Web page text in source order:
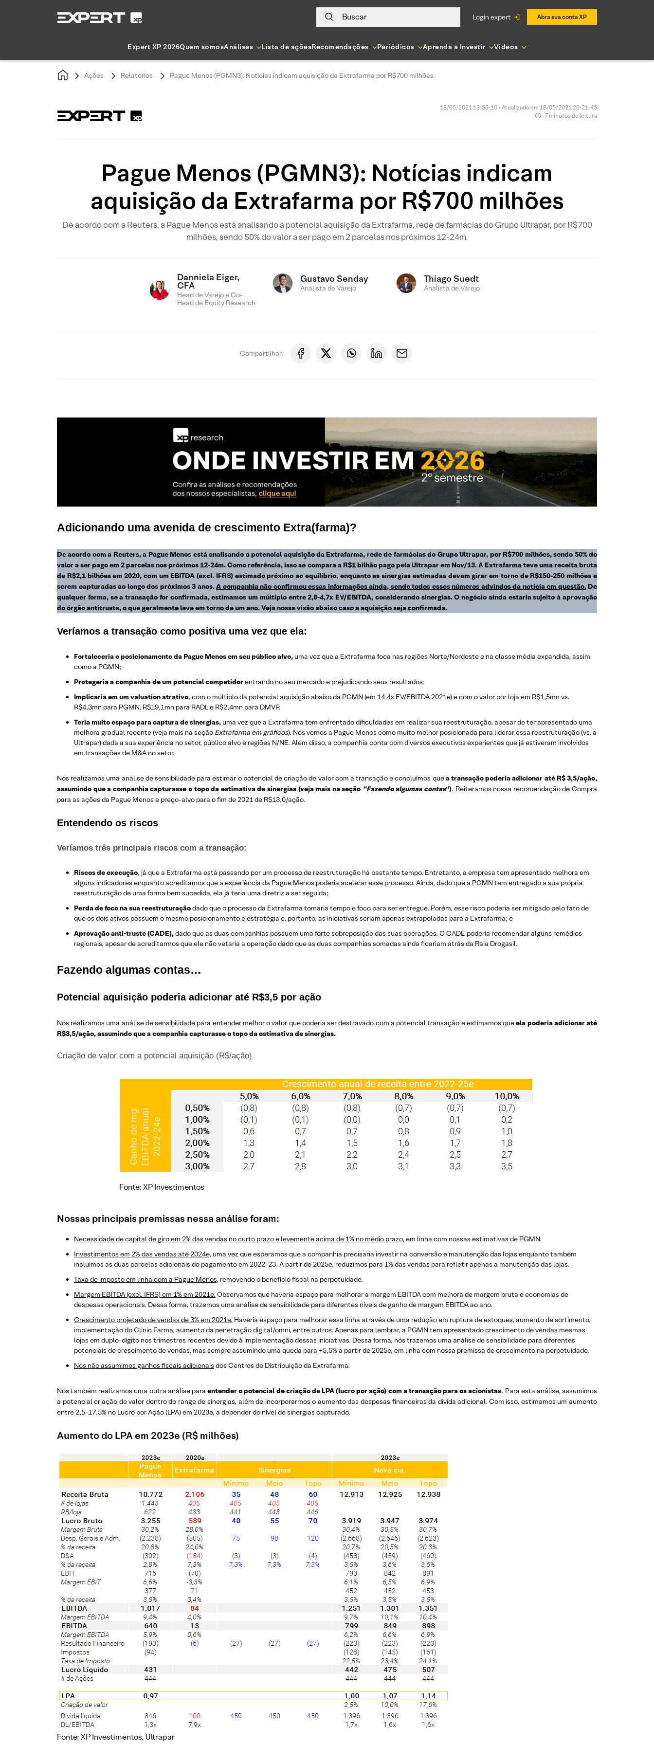
Buscar login expert Abra sua conta XP
Expert XP 2026Quem somosAnálises Lista de açõesRecomendações Periódicos Aprenda a Investir Vídeos
Ações Relatórios Pague Menos (PGMN3): Notícias indicam aquisição da Extrafarma por R$700 milhões
18/05/2021 13:50:10 • Atualizado em 18/05/2021 20:21:45
7 minutos de leitura
Pague Menos (PGMN3): Notícias indicam
aquisição da Extrafarma por R$700 milhões
De acordo com a Reuters, a Pague Menos está analisando a potencial aquisição da Extrafarma, rede de farmácias do Grupo Ultrapar, por R$700
milhões, sendo 50% do valor a ser pago em 2 parcelas nos próximos 12-24m.
Danniela Eiger,
CFA
Head de Varejo e Co-
Head de Equity Research
Gustavo Senday
Analista de Varejo
Thiago Suedt
Analista de Varejo
Compartilhar:
Adicionando uma avenida de crescimento Extra(farma)?
De acordo com a Reuters, a Pague Menos está analisando a potencial aquisição da Extrafarma, rede de farmácias do Grupo Ultrapar, por R$700 milhões, sendo 50% do
valor a ser pago em 2 parcelas nos próximos 12-24m. Como referência, isso se compara a R$1 bilhão pago pela Ultrapar em Nov/13. A Extrafarma teve uma receita bruta
de R$2,1 bilhões em 2020, com um EBITDA (excl. IFRS) estimado próximo ao equilíbrio, enquanto as sinergias estimadas devem girar em torno de R$150-250 milhões e
serem capturadas ao longo dos próximos 3 anos.A companhia não confirmou essas informações ainda, sendo todos esses números advindos da notícia em questão.De
qualquer forma, se a transação for confirmada, estimamos um múltiplo entre 2,8-4,7x EV/EBITDA, considerando sinergias. O negócio ainda estaria sujeito à aprovação
do órgão antitruste, o que geralmente leve em torno de um ano. Veja nossa visão abaixo caso a aquisição seja confirmada.
Veríamos a transação como positiva uma vez que ela:
Fortaleceria o posicionamento da Pague Menos em seu público alvo, uma vez que a Extrafarma foca nas regiões Norte/Nordeste e na classe média expandida, assim
como a PGMN;
Protegeria a companhia de um potencial competidorentrando no seu mercado e prejudicando seus resultados;
Implicaria em um valuation atrativo, com o múltiplo da potencial aquisição abaixo da PGMN (em 14,4x EV/EBITDA 2021e) e com o valor por loja em R$1,5mn vs.
R$4,3mn para PGMN, R$19,1mn para RADL e R$2,4mn para DMVF;
Teria muito espaço para captura de sinergias, uma vez que a Extrafarma tem enfrentado dificuldades em realizar sua reestruturação, apesar de ter apresentado uma
melhora gradual recente (veja mais na seção Extrafarma em gráficos). Nós vemos a Pague Menos como muito melhor posicionada para liderar essa reestruturação (vs. a
Ultrapar) dada a sua experiência no setor, público alvo e regiões N/NE. Além disso, a companhia conta com diversos executivos experientes que já estiveram involvidos
em transações de M&A no setor.
Nós realizamos uma análise de sensibilidade para estimar o potencial de criação de valor com a transação e concluímos quea transação poderia adicionar até R$ 3,5/ação,
assumindo que a companhia capturasse o topo da estimativa de sinergias (veja mais na seção “Fazendo algumas contas“). Reiteramos nossa recomendação de Compra
para as ações da Pague Menos e preço-alvo para o fim de 2021 de R$13,0/ação.
Entendendo os riscos
Veríamos três principais riscos com a transação:
Riscos de execução, já que a Extrafarma está passando por um processo de reestruturação há bastante tempo. Entretanto, a empresa tem apresentado melhora em
alguns indicadores enquanto acreditamos que a experiência da Pague Menos poderia acelerar esse processo. Ainda, dado que a PGMN tem entregado a sua própria
reestruturação de uma forma bem sucedida, ela já teria uma diretriz a ser seguida;
Perda de foco na sua reestruturaçãodado que o processo da Extrafarma tomaria tempo e foco para ser entregue. Porém, esse risco poderia ser mitigado pelo fato de
que os dois ativos possuem o mesmo posicionamento e estratégia e, portanto, as iniciativas seriam apenas extrapoladas para a Extrafarma; e
Aprovação anti-truste (CADE),dado que as duas companhias possuem uma forte sobreposição das suas operações. O CADE poderia recomendar alguns remédios
regionais, apesar de acreditarmos que ele não vetaria a operação dado que as duas companhias somadas ainda ficariam atrás da Raia Drogasil.
Fazendo algumas contas…
Potencial aquisição poderia adicionar até R$3,5 por ação
Nós realizamos uma análise de sensibilidade para entender melhor o valor que poderia ser destravado com a potencial transação e estimamos queela poderia adicionar até
R$3,5/ação,assumindo que a companhia capturasse o topo da estimativa de sinergias.
Criação de valor com a potencial aquisição (R$/ação)
Fonte: XP Investimentos
Nossas principais premissas nessa análise foram:
Necessidade de capital de giro em 2% das vendas no curto prazo e levemente acima de 1% no médio prazo, em linha com nossas estimativas de PGMN.
Investimentos em 2% das vendas até 2024e, uma vez que esperamos que a companhia precisaria investir na conversão e manutenção das lojas enquanto também
incluímos as duas parcelas adicionais do pagamento em 2022-23. A partir de 2025e, reduzimos para 1% das vendas para refletir apenas a manutenção das lojas.
Taxa de imposto em linha com a Pague Menos, removendo o benefício fiscal na perpetuidade.
Margem EBITDA (excl. IFRS) em 1% em 2021e. Observamos que haveria espaço para melhorar a margem EBITDA com melhora de margem bruta e economias de
despesas operacionais. Dessa forma, trazemos uma análise de sensibilidade para diferentes níveis de ganho de margem EBITDA ao ano.
Crescimento projetado de vendas de 3% em 2021e. Haveria espaço para melhorar essa linha através de uma redução em ruptura de estoques, aumento de sortimento,
implementação do Clinic Farma, aumento da penetração digital/omni, entre outros. Apenas para lembrar, a PGMN tem apresentado crescimento de vendas mesmas
lojas em duplo-dígito nos trimestres recentes devido à implementação dessas iniciativas. Dessa forma, nós trazemos uma análise de sensibilidade para diferentes
potenciais de crescimento de vendas, mas sempre assumindo uma queda para +5,5% a partir de 2025e, em linha com nossa premissa de crescimento na perpetuidade.
Nós não assumimos ganhos fiscais adicionais dos Centros de Distribuição da Extrafarma.
Nós também realizamos uma outra análise paraentender o potencial de criação de LPA (lucro por ação) com a transação para os acionistas. Para esta análise, assumimos
a potencial criação de valor dentro do range de sinergias, além de incorporarmos o aumento das despesas financeiras da dívida adicional. Com isso, estimamos um aumento
entre 2,5-17,5% no Lucro por Ação (LPA) em 2023e, a depender do nível de sinergias capturado.
Aumento do LPA em 2023e (R$ milhões)
Fonte: XP Investimentos, Ultrapar